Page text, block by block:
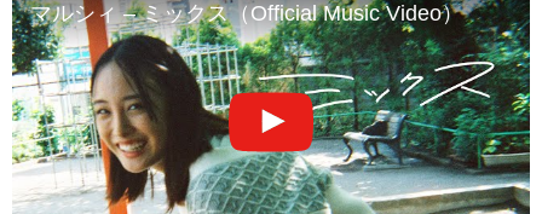
マルシィ – ミックス（Official Music Video）